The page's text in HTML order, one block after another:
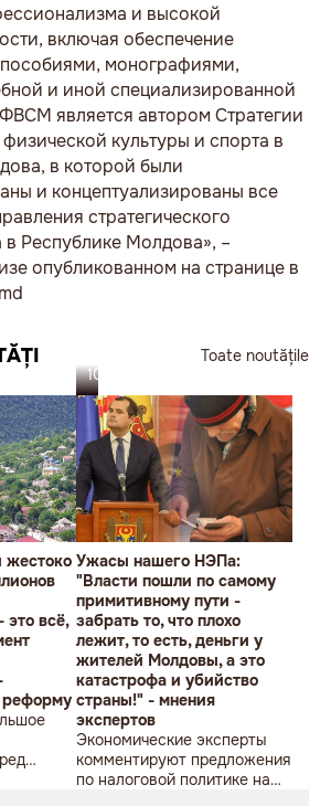
и высокой
включая обеспечение
монографиями,
и иной специализированной
является автором Стратегии
культуры и спорта в
в которой были
и концептуализированы все
стратегического
в Республике Молдова», –
опубликованном на странице в
Toate noutățile
это всё,
реформу
10.08.26
Ужасы нашего НЭПа:
"Власти пошли по самому
примитивному пути -
забрать то, что плохо
лежит, то есть, деньги у
жителей Молдовы, а это
катастрофа и убийство
страны!" - мнения
экспертов
Экономические эксперты
комментируют предложения
по налоговой политике на